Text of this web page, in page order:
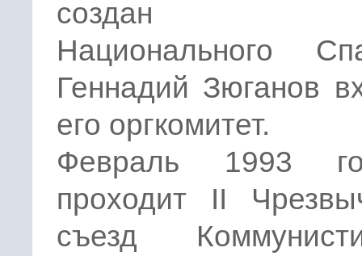
создан
Национального
Геннадий Зюганов
его оргкомитет.
Февраль 1993
проходит II
съезд